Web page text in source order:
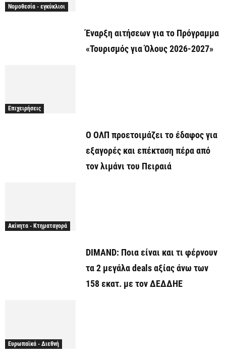
Νομοθεσία - εγκύκλιοι
Έναρξη αιτήσεων για το Πρόγραμμα
«Τουρισμός για Όλους 2026-2027»
Επιχειρήσεις
O ΟΛΠ προετοιμάζει το έδαφος για
εξαγορές και επέκταση πέρα από
τον λιμάνι του Πειραιά
Ακίνητα - Κτηματαγορά
DIMAND: Ποια είναι και τι φέρνουν
τα 2 μεγάλα deals αξίας άνω των
158 εκατ. με τον ΔΕΔΔΗΕ
Ευρωπαϊκά - Διεθνή